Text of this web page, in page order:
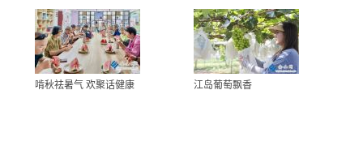
啃秋祛暑气 欢聚话健康 江岛葡萄飘香